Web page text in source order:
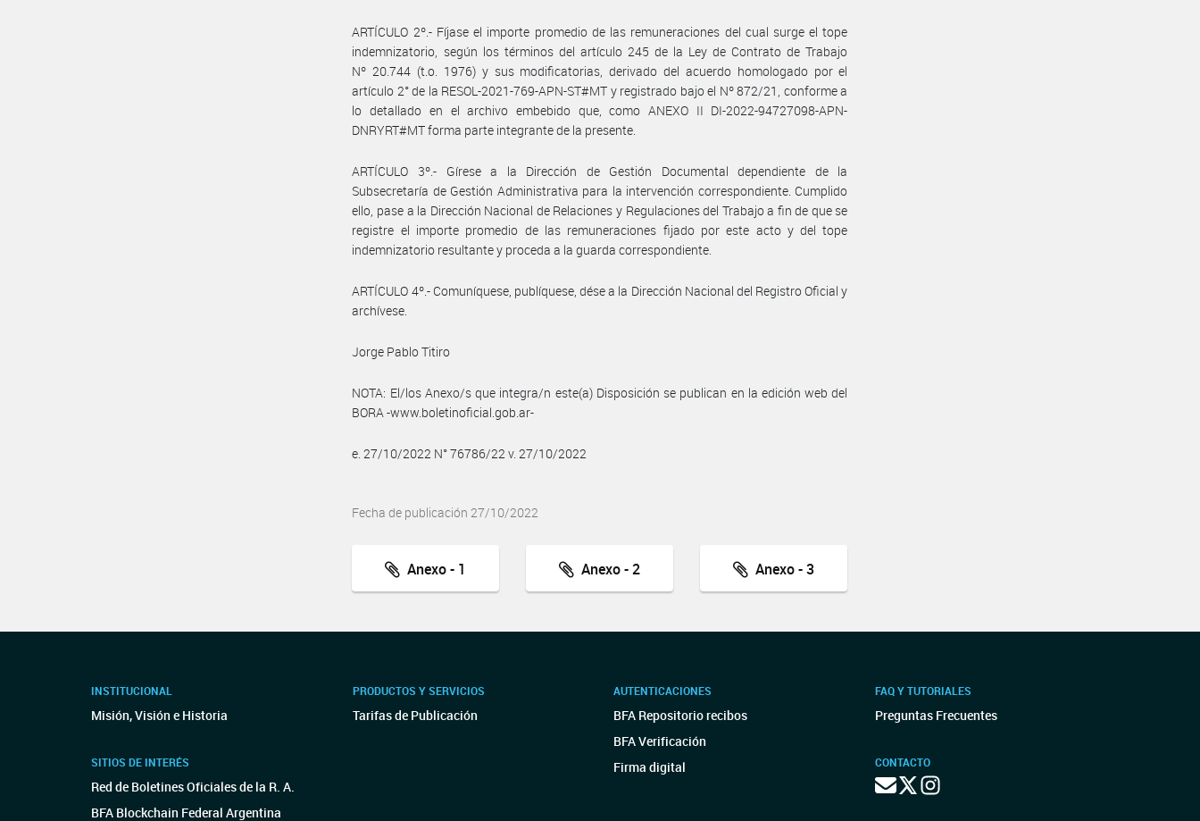
ARTÍCULO 2º.- Fíjase el importe promedio de las remuneraciones del cual surge el tope
indemnizatorio, según los términos del artículo 245 de la Ley de Contrato de Trabajo
Nº 20.744 (t.o. 1976) y sus modificatorias, derivado del acuerdo homologado por el
artículo 2° de la RESOL-2021-769-APN-ST#MT y registrado bajo el Nº 872/21, conforme a
lo detallado en el archivo embebido que, como ANEXO II DI-2022-94727098-APN-
DNRYRT#MT forma parte integrante de la presente.
ARTÍCULO 3º.- Gírese a la Dirección de Gestión Documental dependiente de la
Subsecretaría de Gestión Administrativa para la intervención correspondiente. Cumplido
ello, pase a la Dirección Nacional de Relaciones y Regulaciones del Trabajo a fin de que se
registre el importe promedio de las remuneraciones fijado por este acto y del tope
indemnizatorio resultante y proceda a la guarda correspondiente.
ARTÍCULO 4º.- Comuníquese, publíquese, dése a la Dirección Nacional del Registro Oficial y
archívese.
Jorge Pablo Titiro
NOTA: El/los Anexo/s que integra/n este(a) Disposición se publican en la edición web del
BORA -www.boletinoficial.gob.ar-
e. 27/10/2022 N° 76786/22 v. 27/10/2022
Fecha de publicación 27/10/2022
Anexo - 1 Anexo - 2 Anexo - 3
INSTITUCIONAL
Misión, Visión e Historia
SITIOS DE INTERÉS
Red de Boletines Oficiales de la R. A.
BFA Blockchain Federal Argentina
PRODUCTOS Y SERVICIOS
Tarifas de Publicación
AUTENTICACIONES
BFA Repositorio recibos
BFA Verificación
Firma digital
FAQ Y TUTORIALES
Preguntas Frecuentes
CONTACTO